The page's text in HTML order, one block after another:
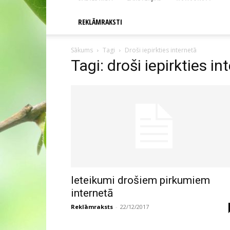
REKLĀMRAKSTI
Sākums Tagi Droši iepirkties internetā
Tagi: droši iepirkties
Ieteikumi drošiem pirkumiem
internetā
Reklāmraksts - 22/12/2017